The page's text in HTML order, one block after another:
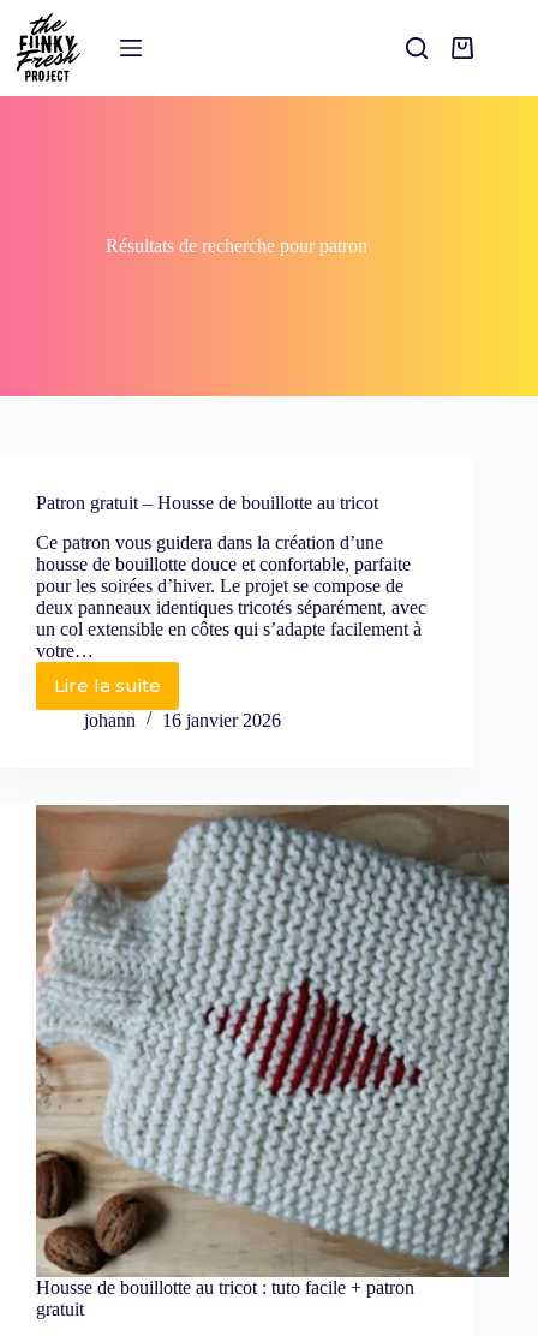
Résultats de recherche pour patron
Patron gratuit – Housse de bouillotte au tricot
Ce patron vous guidera dans la création d’une
housse de bouillotte douce et confortable, parfaite
pour les soirées d’hiver. Le projet se compose de
deux panneaux identiques tricotés séparément, avec
un col extensible en côtes qui s’adapte facilement à
votre…
Lire la suite
johann 16 janvier 2026
Housse de bouillotte au tricot : tuto facile + patron
gratuit